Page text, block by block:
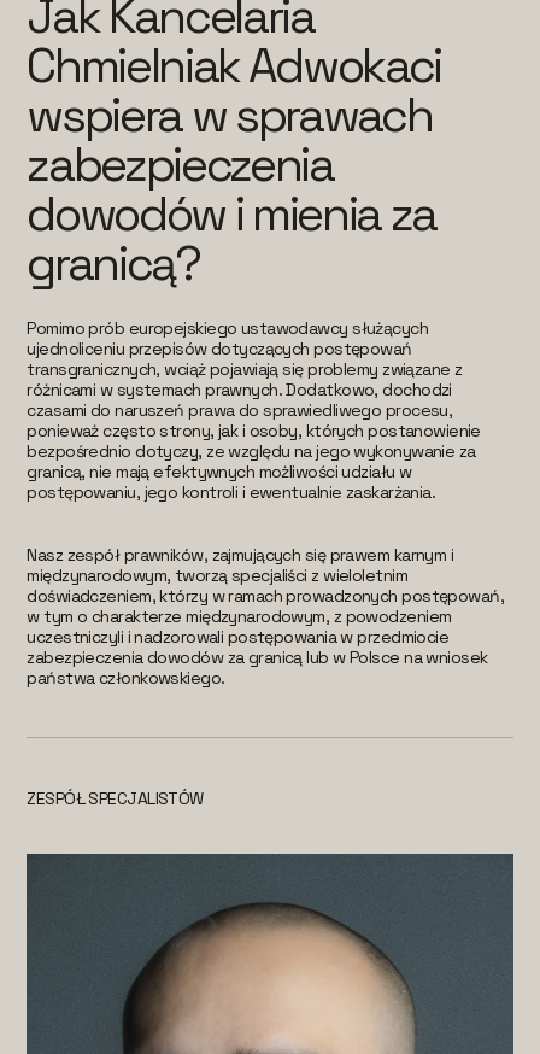
Jak Kancelaria
Chmielniak Adwokaci
wspiera w sprawach
zabezpieczenia
dowodów i mienia za
granicą?
Pomimo prób europejskiego ustawodawcy służących
ujednoliceniu przepisów dotyczących postępowań
transgranicznych, wciąż pojawiają się problemy związane z
różnicami w systemach prawnych. Dodatkowo, dochodzi
czasami do naruszeń prawa do sprawiedliwego procesu,
ponieważ często strony, jak i osoby, których postanowienie
bezpośrednio dotyczy, ze względu na jego wykonywanie za
granicą, nie mają efektywnych możliwości udziału w
postępowaniu, jego kontroli i ewentualnie zaskarżania.
Nasz zespół prawników, zajmujących się prawem karnym i
międzynarodowym, tworzą specjaliści z wieloletnim
doświadczeniem, którzy w ramach prowadzonych postępowań,
w tym o charakterze międzynarodowym, z powodzeniem
uczestniczyli i nadzorowali postępowania w przedmiocie
zabezpieczenia dowodów za granicą lub w Polsce na wniosek
państwa członkowskiego.
ZESPÓŁ SPECJALISTÓW